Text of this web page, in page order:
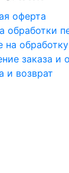
оферта
обработки
на
заказа и
и возврат